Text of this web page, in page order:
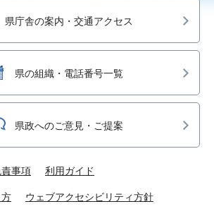
県庁舎の案内・交通アクセス
県の組織・電話番号一覧
県政へのご意見・ご提案
事項 利用ガイド
ウェブアクセシビリティ方針